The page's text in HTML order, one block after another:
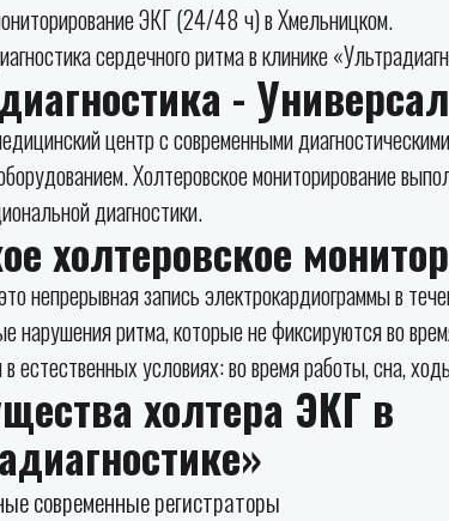
ЭКГ (24/48 ч) в Хмельницком.
сердечного ритма в клинике
-
центр с современными
Холтеровское мониторирование
диагностики.
холтеровское
непрерывная запись электрокардиограммы в
нарушения ритма, которые не фиксируются во
естественных условиях: во время работы, сна,
холтера ЭКГ в
современные регистраторы